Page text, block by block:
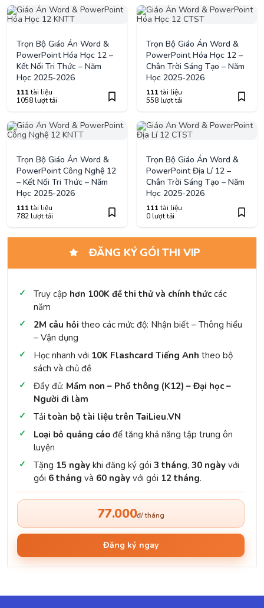
Trọn Bộ Giáo Án Word &
PowerPoint Hóa Học 12 –
Kết Nối Tri Thức – Năm
Học 2025-2026
111tài liệu
1058 lượt tải
Trọn Bộ Giáo Án Word &
PowerPoint Hóa Học 12 –
Chân Trời Sáng Tạo – Năm
Học 2025-2026
111tài liệu
558 lượt tải
Trọn Bộ Giáo Án Word &
PowerPoint Công Nghệ 12
– Kết Nối Tri Thức – Năm
Học 2025-2026
111tài liệu
782 lượt tải
Trọn Bộ Giáo Án Word &
PowerPoint Địa Lí 12 –
Chân Trời Sáng Tạo – Năm
Học 2025-2026
111tài liệu
0 lượt tải
ĐĂNG KÝ GÓI THI VIP
Truy cập hơn 100K đề thi thử và chính thứccác
năm
2M câu hỏi theo các mức độ: Nhận biết – Thông hiểu
– Vận dụng
Học nhanh với 10K Flashcard Tiếng Anh theo bộ
sách và chủ đề
Đầy đủ: Mầm non – Phổ thông (K12) – Đại học –
Người đi làm
Tải toàn bộ tài liệu trên TaiLieu.VN
Loại bỏ quảng cáo để tăng khả năng tập trung ôn
luyện
Tặng 15 ngày khi đăng ký gói 3 tháng, 30 ngày với
gói 6 tháng và 60 ngày với gói 12 tháng.
77.000đ/ tháng
Đăng ký ngay